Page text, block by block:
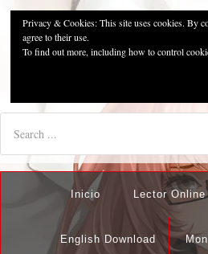
"I'm the best there is at what I do,
Inicio Lector Online
English Download
Privacy & Cookies: This site uses cookies. By
agree to their use.
To find out more, including how to control